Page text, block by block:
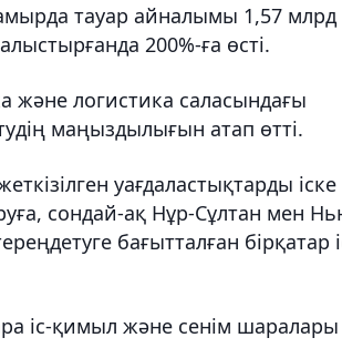
тауар айналымы 1,57 млрд
200%-ға өсті.
және логистика саласындағы
маңыздылығын атап өтті.
уағдаластықтарды іске
сондай-ақ Нұр-Сұлтан мен
бағытталған бірқатар
іс-қимыл және сенім шаралары